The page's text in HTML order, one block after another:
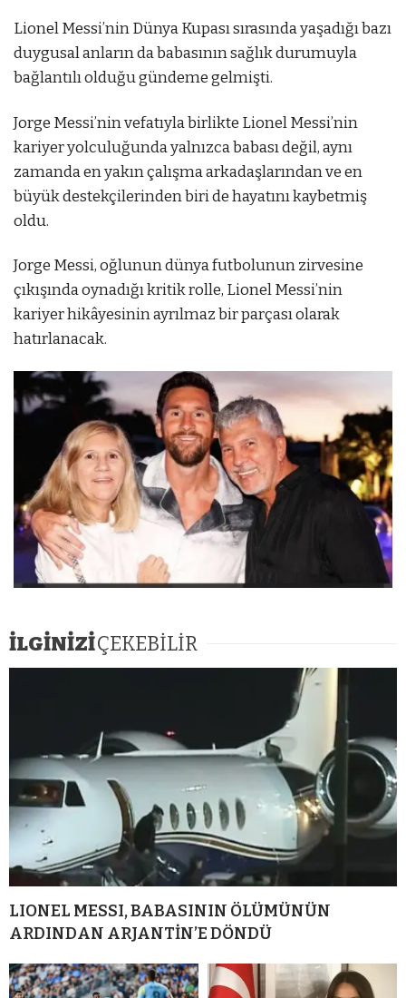
Lionel Messi’nin Dünya Kupası sırasında yaşadığı bazı
duygusal anların da babasının sağlık durumuyla
bağlantılı olduğu gündeme gelmişti.
Jorge Messi’nin vefatıyla birlikte Lionel Messi’nin
kariyer yolculuğunda yalnızca babası değil, aynı
zamanda en yakın çalışma arkadaşlarından ve en
büyük destekçilerinden biri de hayatını kaybetmiş
oldu.
Jorge Messi, oğlunun dünya futbolunun zirvesine
çıkışında oynadığı kritik rolle, Lionel Messi’nin
kariyer hikâyesinin ayrılmaz bir parçası olarak
hatırlanacak.
İLGİNİZİÇEKEBİLİR
LIONEL MESSI, BABASININ ÖLÜMÜNÜN
ARDINDAN ARJANTİN’E DÖNDÜ